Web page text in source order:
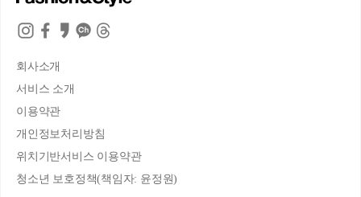
회사소개
서비스 소개
이용약관
개인정보처리방침
위치기반서비스 이용약관
청소년 보호정책(책임자: 윤정원)